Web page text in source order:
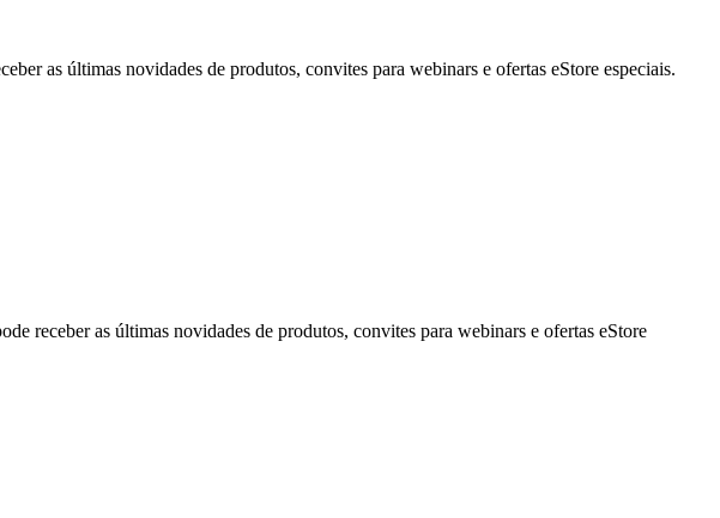
as últimas novidades de produtos, convites para webinars e ofertas eStore especiais.
receber as últimas novidades de produtos, convites para webinars e ofertas eStore